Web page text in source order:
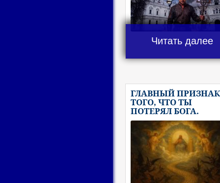
Читать далее
ГЛАВНЫЙ ПРИЗНАК
ТОГО, ЧТО ТЫ
ПОТЕРЯЛ БОГА.